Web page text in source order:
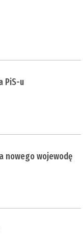
PiS-u
nowego wojewodę